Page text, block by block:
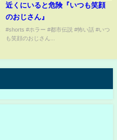
近くにいると危険『いつも笑顔
のおじさん』
#shorts #ホラー #都市伝説 #怖い話 #いつ
も笑顔のおじさん...